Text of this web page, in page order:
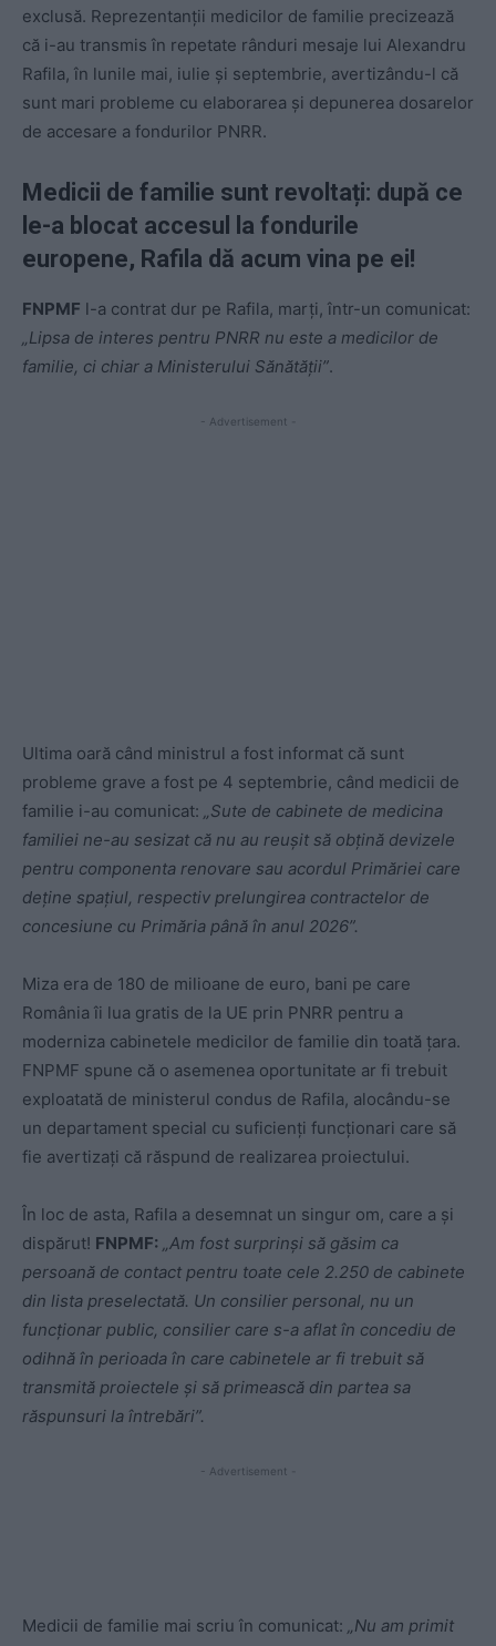
exclusă. Reprezentanții medicilor de familie precizează
că i-au transmis în repetate rânduri mesaje lui Alexandru
Rafila, în lunile mai, iulie și septembrie, avertizându-l că
sunt mari probleme cu elaborarea și depunerea dosarelor
de accesare a fondurilor PNRR.
Medicii de familie sunt revoltați: după ce
le-a blocat accesul la fondurile
europene, Rafila dă acum vina pe ei!
FNPMF l-a contrat dur pe Rafila, marți, într-un comunicat:
„Lipsa de interes pentru PNRR nu este a medicilor de
familie, ci chiar a Ministerului Sănătății”.
- Advertisement -
Ultima oară când ministrul a fost informat că sunt
probleme grave a fost pe 4 septembrie, când medicii de
familie i-au comunicat: „Sute de cabinete de medicina
familiei ne-au sesizat că nu au reușit să obțină devizele
pentru componenta renovare sau acordul Primăriei care
deține spațiul, respectiv prelungirea contractelor de
concesiune cu Primăria până în anul 2026”.
Miza era de 180 de milioane de euro, bani pe care
România îi lua gratis de la UE prin PNRR pentru a
moderniza cabinetele medicilor de familie din toată țara.
FNPMF spune că o asemenea oportunitate ar fi trebuit
exploatată de ministerul condus de Rafila, alocându-se
un departament special cu suficienți funcționari care să
fie avertizați că răspund de realizarea proiectului.
În loc de asta, Rafila a desemnat un singur om, care a și
dispărut! FNPMF: „Am fost surprinși să găsim ca
persoană de contact pentru toate cele 2.250 de cabinete
din lista preselectată. Un consilier personal, nu un
funcționar public, consilier care s-a aflat în concediu de
odihnă în perioada în care cabinetele ar fi trebuit să
transmită proiectele și să primească din partea sa
răspunsuri la întrebări”.
- Advertisement -
Medicii de familie mai scriu în comunicat: „Nu am primit